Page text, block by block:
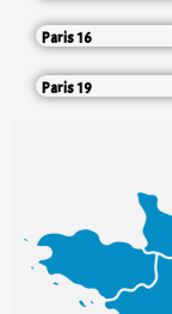
Paris 16
Paris 19